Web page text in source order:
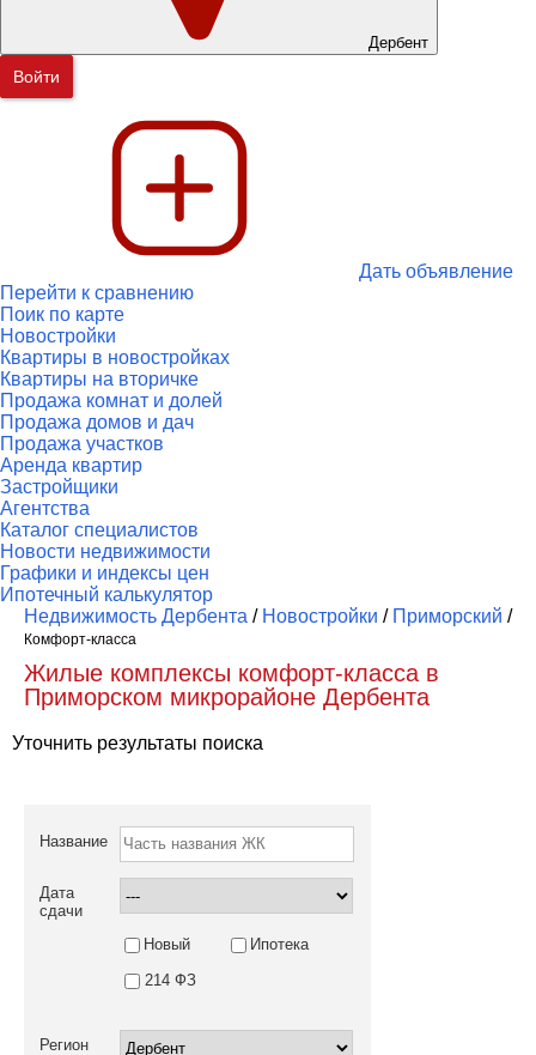
Дербент
Войти
Дать объявление
Перейти к сравнению
Поик по карте
Новостройки
Квартиры в новостройках
Квартиры на вторичке
Продажа комнат и долей
Продажа домов и дач
Продажа участков
Аренда квартир
Застройщики
Агентства
Каталог специалистов
Новости недвижимости
Графики и индексы цен
Ипотечный калькулятор
Недвижимость Дербента / Новостройки / Приморский /
Комфорт-класса
Жилые комплексы комфорт-класса в
Приморском микрорайоне Дербента
Уточнить результаты поиска
Название
Дата
сдачи
Новый
Ипотека
214 ФЗ
Регион